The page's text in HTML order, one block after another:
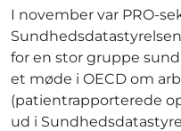
I november var PRO-
for en stor gruppe
et møde i OECD om
(patientrapporterede
ud i